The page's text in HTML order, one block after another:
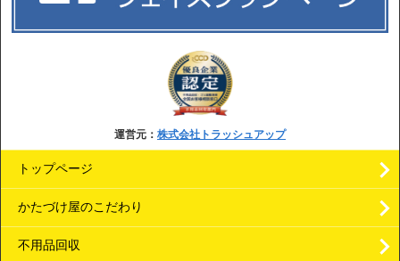
運営元： 株式会社トラッシュアップ
トップページ
かたづけ屋のこだわり
不用品回収